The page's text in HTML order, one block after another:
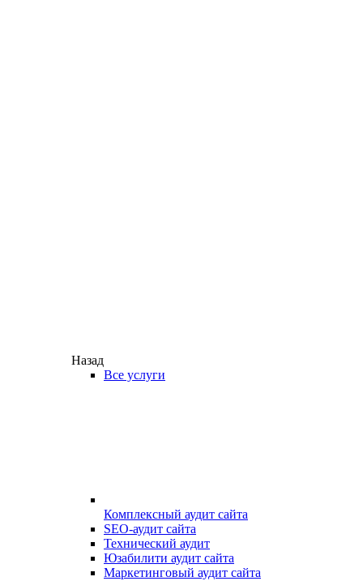
Назад
Все услуги
Комплексный аудит сайта
SEO-аудит сайта
Технический аудит
Юзабилити аудит сайта
Маркетинговый аудит сайта